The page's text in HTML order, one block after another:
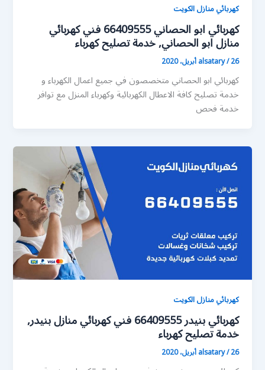
كهربائي منازل الكويت
كهربائي ابو الحصاني 66409555 فني كهربائي
منازل ابو الحصاني, خدمة تصليح كهرباء
alsatary/26 أبريل، 2020
كهربائي ابو الحصاني متخصصون في جميع اعمال الكهرباء و
خدمة تصليح كافة الاعطال الكهربائية وكهرباء المنزل مع توافر
خدمة فحص
كهربائي منازل الكويت
كهربائي بنيدر 66409555 فني كهربائي منازل بنيدر,
خدمة تصليح كهرباء
alsatary/26 أبريل، 2020